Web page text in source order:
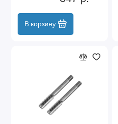
В корзину